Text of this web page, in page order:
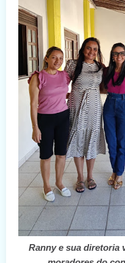
Ranny e sua diretoria